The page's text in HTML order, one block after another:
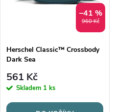
960 Kč
–41 %
Herschel Classic™ Crossbody
Dark Sea
561 Kč
Skladem 1 ks